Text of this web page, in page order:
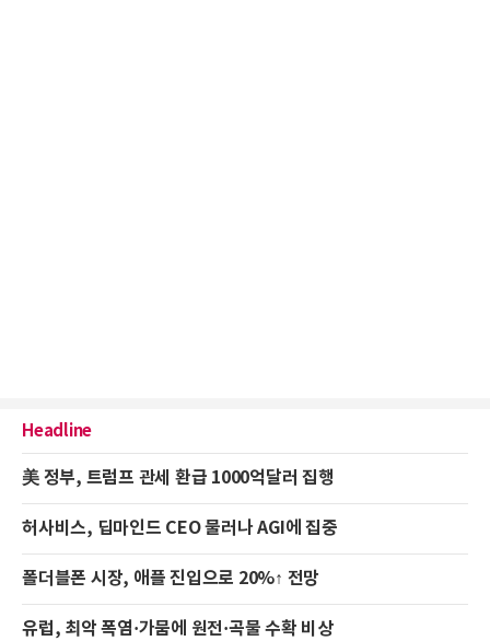
Headline
美 정부, 트럼프 관세 환급 1000억달러 집행
허사비스, 딥마인드 CEO 물러나 AGI에 집중
폴더블폰 시장, 애플 진입으로 20%↑ 전망
유럽, 최악 폭염·가뭄에 원전·곡물 수확 비상